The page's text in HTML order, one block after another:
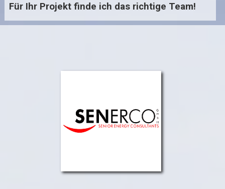
Für Ihr Projekt finde ich das richtige Team!